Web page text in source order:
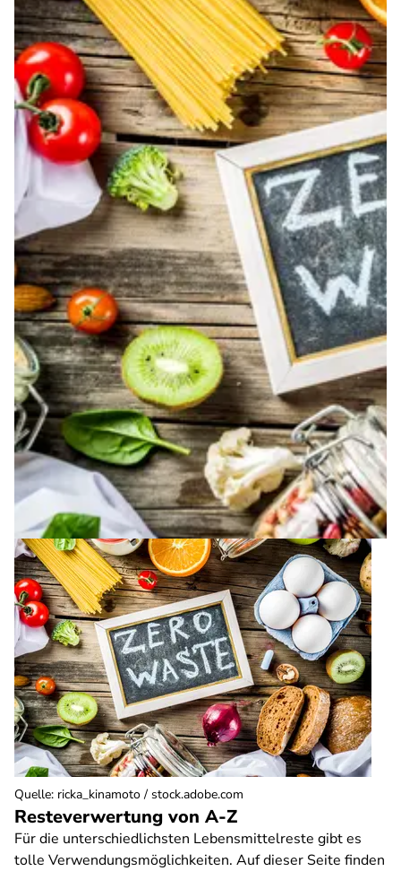
Resteverwertung von A-Z
Für die unterschiedlichsten Lebensmittelreste gibt es
tolle Verwendungsmöglichkeiten. Auf dieser Seite finden
Quelle: ricka_kinamoto / stock.adobe.com